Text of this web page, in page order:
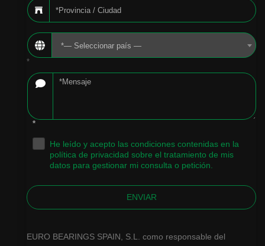
*— Seleccionar país —
*
*
He leído y acepto las condiciones contenidas en la
política de privacidad sobre el tratamiento de mis
datos para gestionar mi consulta o petición.
ENVIAR
EURO BEARINGS SPAIN, S.L. como responsable del